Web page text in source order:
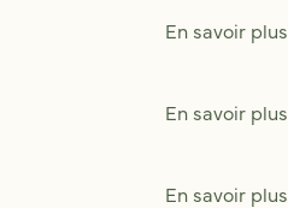
En savoir plus
En savoir plus
En savoir plus